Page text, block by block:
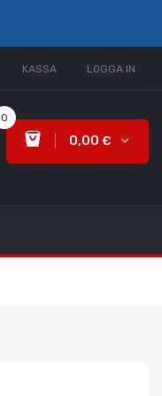
KASSA LOGGA IN
0
0,00 €